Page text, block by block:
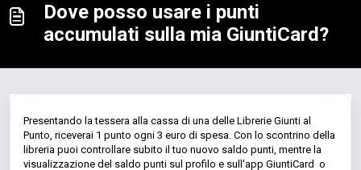
Dove posso usare i punti
accumulati sulla mia GiuntiCard?
Presentando la tessera alla cassa di una delle Librerie Giunti al
Punto, riceverai 1 punto ogni 3 euro di spesa. Con lo scontrino della
libreria puoi controllare subito il tuo nuovo saldo punti, mentre la
visualizzazione del saldo punti sul profilo e sull'app GiuntiCard o